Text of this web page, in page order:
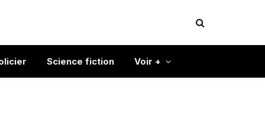
Science fiction Voir +